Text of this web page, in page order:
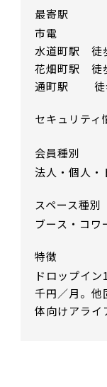
最寄駅
市電
水道町駅 徒
花畑町駅 徒
通町駅 徒
セキュリティ
会員種別
法人・個人・
スペース種別
ブース・コ
特徴
ドロップイ
千円／月。他
体向けアライ